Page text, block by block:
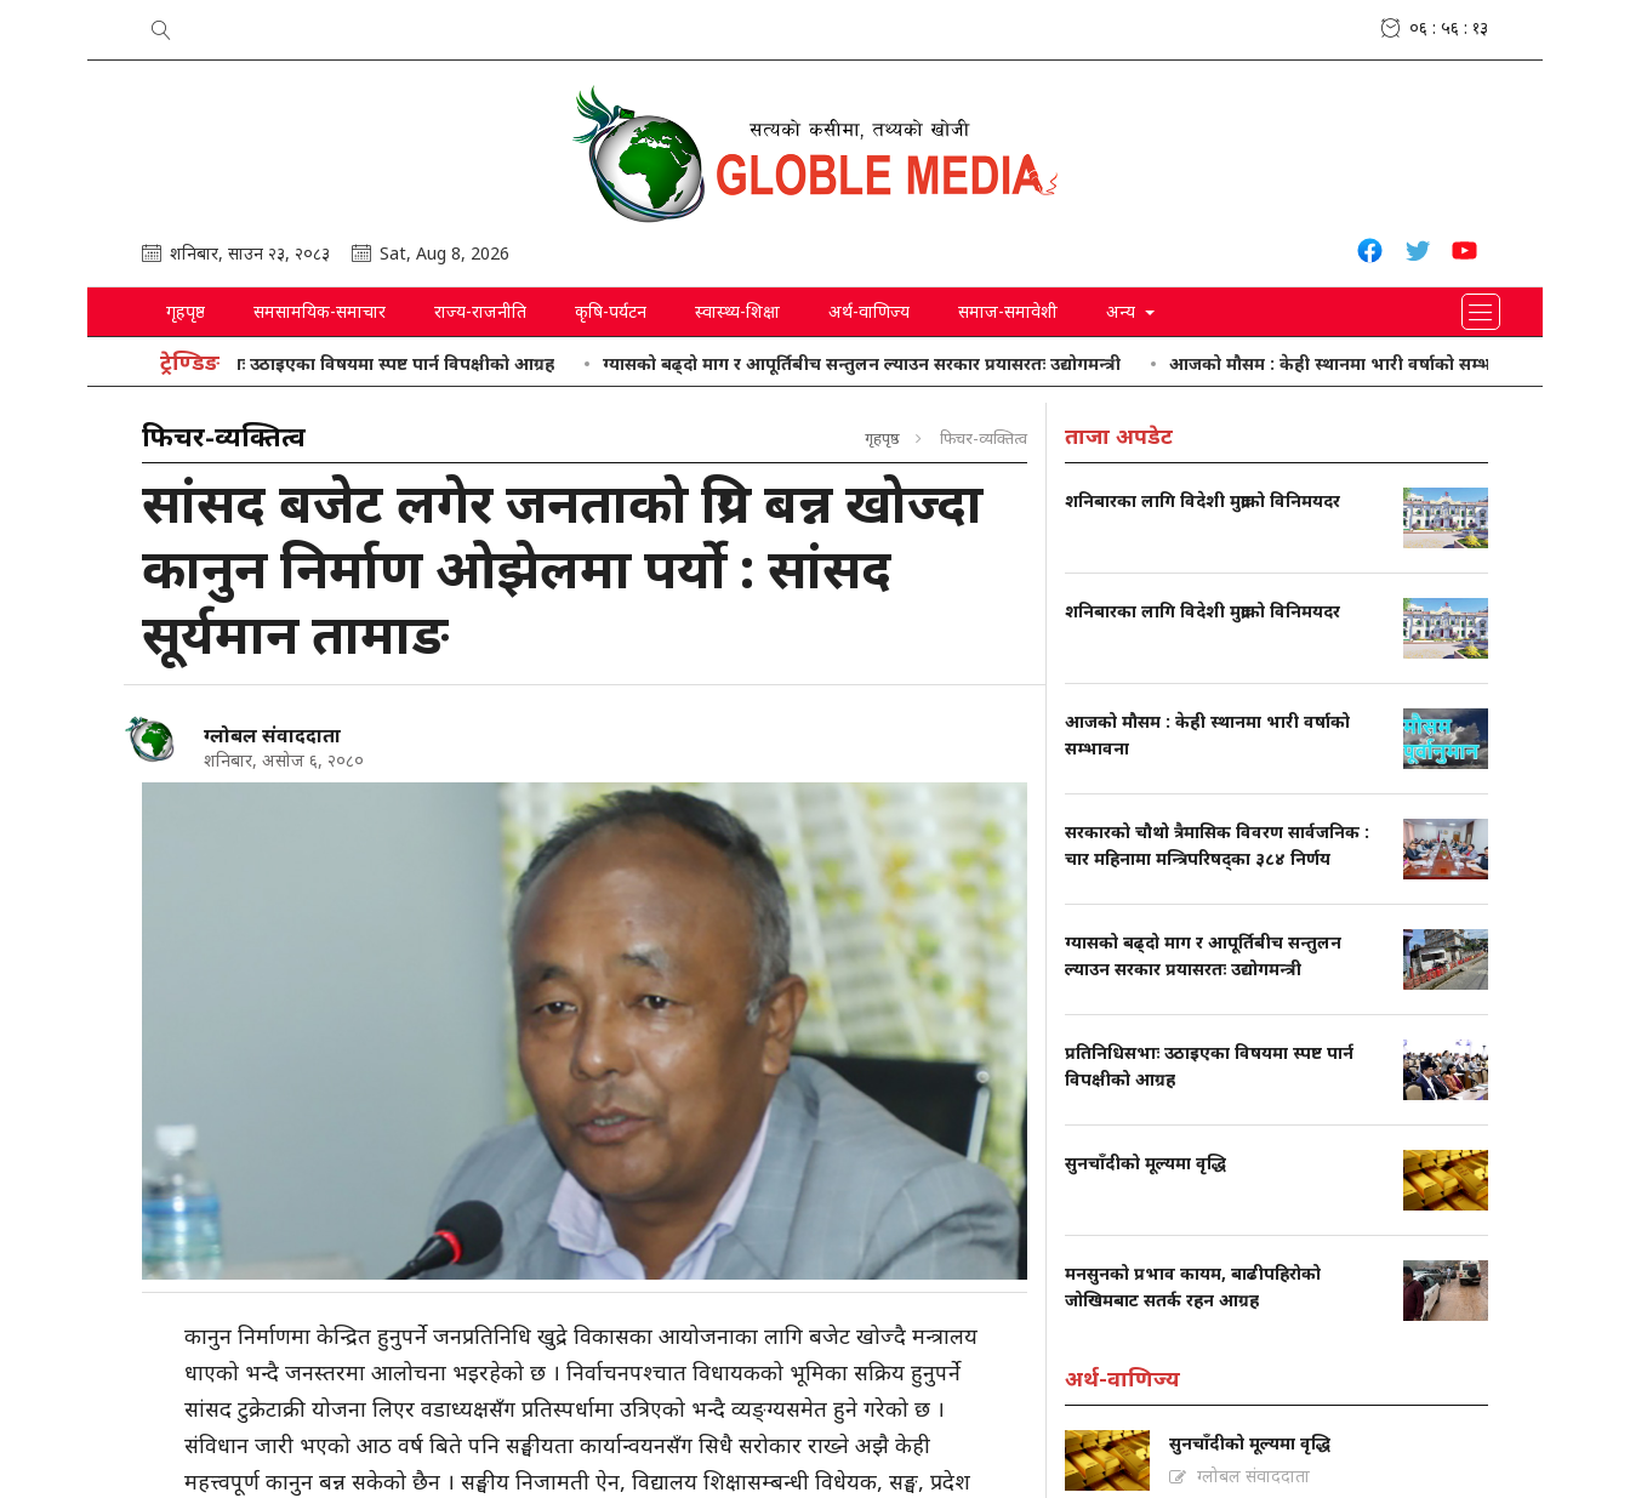
०६ : ५६ : १४
शनिबार, साउन २३, २०८३ Sat, Aug 8, 2026
गृहपृष्ठ समसामयिक-समाचार राज्य-राजनीति कृषि-पर्यटन स्वास्थ्य-शिक्षा अर्थ-वाणिज्य समाज-समावेशी अन्य
ट्रेण्डिङ
प्रतिनिधिसभाः उठाइएका विषयमा स्पष्ट पार्न विपक्षीको आग्रह ग्यासको बढ्दो माग र आपूर्तिबीच सन्तुलन ल्याउन सरकार प्रयासरतः उद्योगमन्त्री आजको मौसम : केही स्थानमा भारी वर्षाको सम्भावना
फिचर-व्यक्तित्व गृहपृष्ठ फिचर-व्यक्तित्व
सांसद बजेट लगेर जनताको प्रिय बन्न खोज्दा
कानुन निर्माण ओझेलमा पर्यो : सांसद
सूर्यमान तामाङ
ग्लोबल संवाददाता
शनिबार, असोज ६, २०८०
कानुन निर्माणमा केन्द्रित हुनुपर्ने जनप्रतिनिधि खुद्रे विकासका आयोजनाका लागि बजेट खोज्दै मन्त्रालय
धाएको भन्दै जनस्तरमा आलोचना भइरहेको छ । निर्वाचनपश्चात विधायकको भूमिका सक्रिय हुनुपर्ने
सांसद टुक्रेटाक्री योजना लिएर वडाध्यक्षसँग प्रतिस्पर्धामा उत्रिएको भन्दै व्यङ्ग्यसमेत हुने गरेको छ ।
संविधान जारी भएको आठ वर्ष बिते पनि सङ्घीयता कार्यान्वयनसँग सिधै सरोकार राख्ने अझै केही
महत्त्वपूर्ण कानुन बन्न सकेको छैन । सङ्घीय निजामती ऐन, विद्यालय शिक्षासम्बन्धी विधेयक, सङ्घ, प्रदेश
ताजा अपडेट
शनिबारका लागि विदेशी मुद्राको विनिमयदर
शनिबारका लागि विदेशी मुद्राको विनिमयदर
आजको मौसम : केही स्थानमा भारी वर्षाको
सम्भावना
सरकारको चौथो त्रैमासिक विवरण सार्वजनिक :
चार महिनामा मन्त्रिपरिषद्का ३८४ निर्णय
ग्यासको बढ्दो माग र आपूर्तिबीच सन्तुलन
ल्याउन सरकार प्रयासरतः उद्योगमन्त्री
प्रतिनिधिसभाः उठाइएका विषयमा स्पष्ट पार्न
विपक्षीको आग्रह
सुनचाँदीको मूल्यमा वृद्धि
मनसुनको प्रभाव कायम, बाढीपहिरोको
जोखिमबाट सतर्क रहन आग्रह
अर्थ-वाणिज्य
सुनचाँदीको मूल्यमा वृद्धि
ग्लोबल संवाददाता